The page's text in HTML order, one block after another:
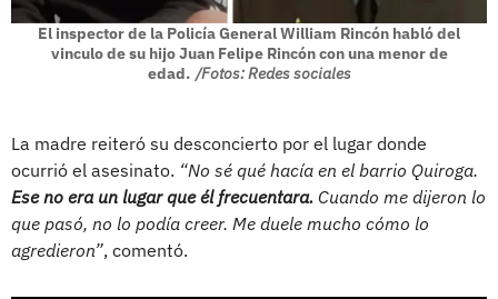
El inspector de la Policía General William Rincón habló del
vinculo de su hijo Juan Felipe Rincón con una menor de
edad. /Fotos: Redes sociales
La madre reiteró su desconcierto por el lugar donde
ocurrió el asesinato. “No sé qué hacía en el barrio Quiroga.
Ese no era un lugar que él frecuentara. Cuando me dijeron lo
que pasó, no lo podía creer. Me duele mucho cómo lo
agredieron”, comentó.